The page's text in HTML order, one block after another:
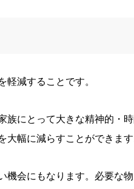
減することです。
族にとって大きな精神的・
幅に減らすことができます
機会にもなります。必要な